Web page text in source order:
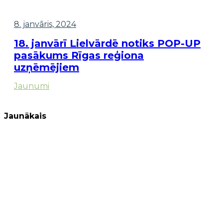
8. janvāris, 2024
18. janvārī Lielvārdē notiks POP-UP
pasākums Rīgas reģiona
uzņēmējiem
Jaunumi
Jaunākais